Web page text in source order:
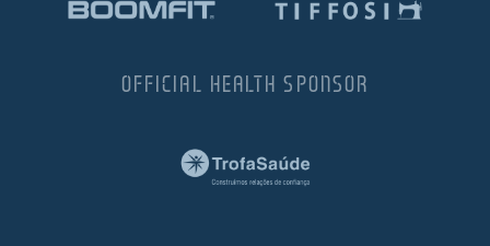
OFFICIAL HEALTH SPONSOR